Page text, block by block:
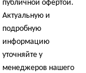
публичной офертой.
Актуальную и
подробную
информацию
уточняйте у
менеджеров нашего